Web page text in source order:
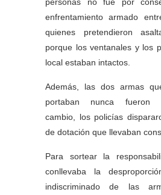
enfrentamiento armado
quienes pretendieron
porque los ventanales y los
local estaban intactos.
Además, las dos armas
portaban nunca fueron
cambio, los policías
de dotación que llevaban
Para sortear la
conllevaba la
indiscriminado de las